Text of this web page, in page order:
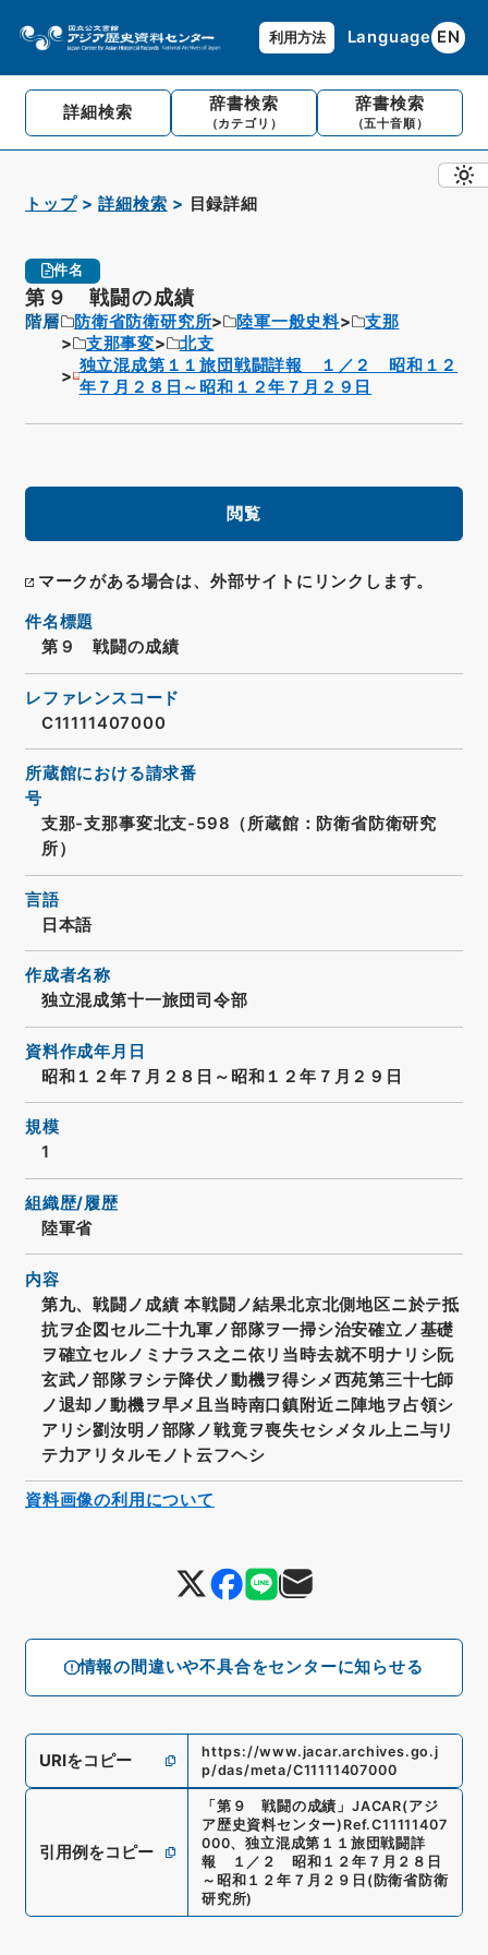
利用方法 Language EN
詳細検索 辞書検索
（カテゴリ）
辞書検索
（五十音順）
トップ 詳細検索 目録詳細
件名
第９ 戦闘の成績
階層 防衛省防衛研究所 陸軍一般史料
支那
支那事変
北支
独立混成第１１旅団戦闘詳報 １／２ 昭和１２
年７月２８日～昭和１２年７月２９日
閲覧
マークがある場合は、外部サイトにリンクします。
情報の間違いや不具合をセンターに知らせる
件名標題
第９ 戦闘の成績
レファレンスコード
C11111407000
所蔵館における請求番
号
支那-支那事変北支-598（所蔵館：防衛省防衛研究
所）
言語
日本語
作成者名称
独立混成第十一旅団司令部
資料作成年月日
昭和１２年７月２８日～昭和１２年７月２９日
規模
1
組織歴/履歴
陸軍省
内容
第九、戦闘ノ成績 本戦闘ノ結果北京北側地区ニ於テ抵
抗ヲ企図セル二十九軍ノ部隊ヲ一掃シ治安確立ノ基礎
ヲ確立セルノミナラス之ニ依リ当時去就不明ナリシ阮
玄武ノ部隊ヲシテ降伏ノ動機ヲ得シメ西苑第三十七師
ノ退却ノ動機ヲ早メ且当時南口鎮附近ニ陣地ヲ占領シ
アリシ劉汝明ノ部隊ノ戦竟ヲ喪失セシメタル上ニ与リ
テ力アリタルモノト云フヘシ
URIをコピー
https://www.jacar.archives.go.j
p/das/meta/C11111407000
引用例をコピー
「 第９ 戦闘の成績 」 JACAR(アジ
ア歴史資料センター) Ref.C11111407
000、独立混成第１１旅団戦闘詳
報 １／２ 昭和１２年７月２８日
～昭和１２年７月２９日 ( 防衛省防衛
研究所)
資料画像の利用について